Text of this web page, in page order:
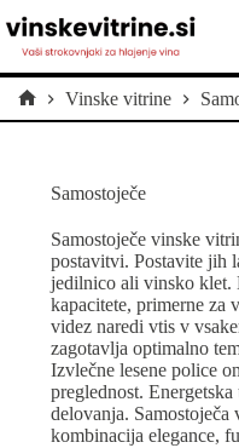
to
content
Home
Vinske vitrine
Samostoječe
Samostoječe vinske
postavitvi. Postavite jih
jedilnico ali vinsko klet.
kapacitete, primerne za
videz naredi vtis v
zagotavlja optimalno
Izvlečne lesene police
preglednost.
delovanja.
kombinacija elegance,